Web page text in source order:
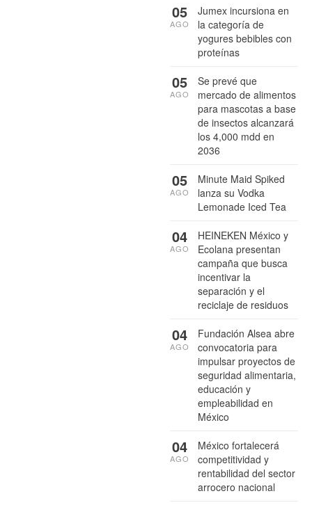
Jumex incursiona en
la categoría de
yogures bebibles con
proteínas
05
AGO
Se prevé que
mercado de alimentos
para mascotas a base
de insectos alcanzará
los 4,000 mdd en
2036
05
AGO
Minute Maid Spiked
lanza su Vodka
Lemonade Iced Tea
05
AGO
HEINEKEN México y
Ecolana presentan
campaña que busca
incentivar la
separación y el
reciclaje de residuos
04
AGO
Fundación Alsea abre
convocatoria para
impulsar proyectos de
seguridad alimentaria,
educación y
empleabilidad en
México
04
AGO
México fortalecerá
competitividad y
rentabilidad del sector
arrocero nacional
04
AGO